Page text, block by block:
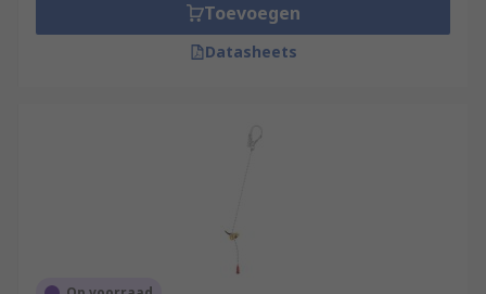
Toevoegen
Datasheets